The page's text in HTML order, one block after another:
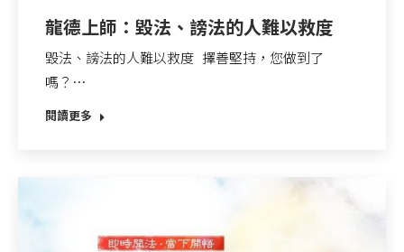
龍德上師：毀法、謗法的人難以救度
毀法、謗法的人難以救度 擇善堅持，您做到了
嗎？…
閱讀更多